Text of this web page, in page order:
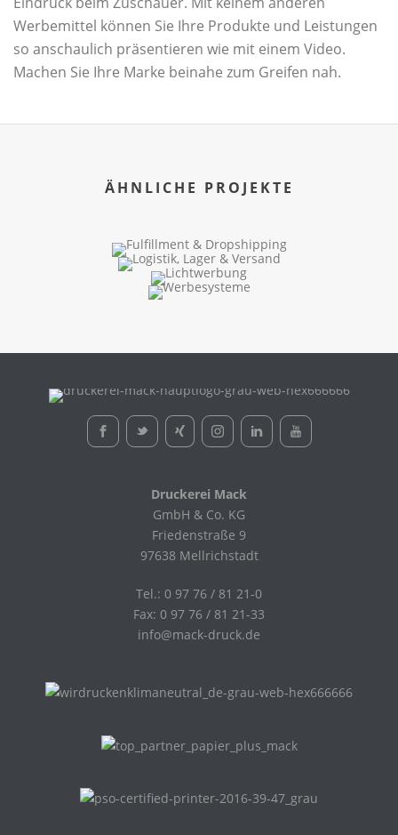
Werbemittel können Sie Ihre Produkte und Leistungen
so anschaulich präsentieren wie mit einem Video.
Machen Sie Ihre Marke beinahe zum Greifen nah.
ÄHNLICHE PROJEKTE
Druckerei Mack
GmbH & Co. KG
Friedenstraße 9
97638 Mellrichstadt
Tel.: 0 97 76 / 81 21-0
Fax: 0 97 76 / 81 21-33
info@mack-druck.de